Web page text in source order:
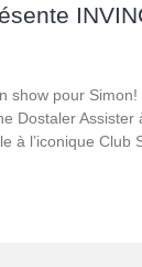
show pour Simon!
Dostaler Assister
à l’iconique Club